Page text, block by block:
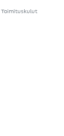
Toimituskulut